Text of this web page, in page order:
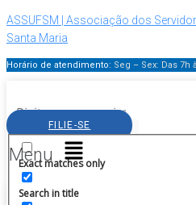
ASSUFSM | Associação dos
Santa Maria
Horário de atendimento: Seg – Sex: Das
Exact matches only
Search in title
Menu
FILIE-SE